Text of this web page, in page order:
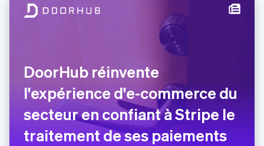
DoorHub réinvente
l'expérience d'e-commerce du
secteur en confiant à Stripe le
traitement de ses paiements
Chine continentale
简体中文
Italiano
Danemark
English
Émirats arabes unis
English
Espagne
EspañolEnglish